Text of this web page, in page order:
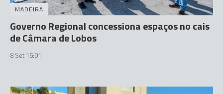
MADEIRA
Governo Regional concessiona espaços no cais
de Câmara de Lobos
8 Set 15:01